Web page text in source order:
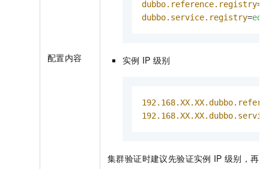
配置内容
dubbo.reference.registry=
dubbo.service.registry=
实例 IP 级别
集群验证时建议先验证实例 IP 级别，再